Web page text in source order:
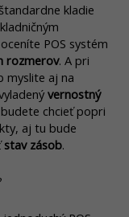
kladie
POS systém
rozmerov. A pri
myslite aj na
vernostný
chcieť popri
aj tu bude
stav zásob.